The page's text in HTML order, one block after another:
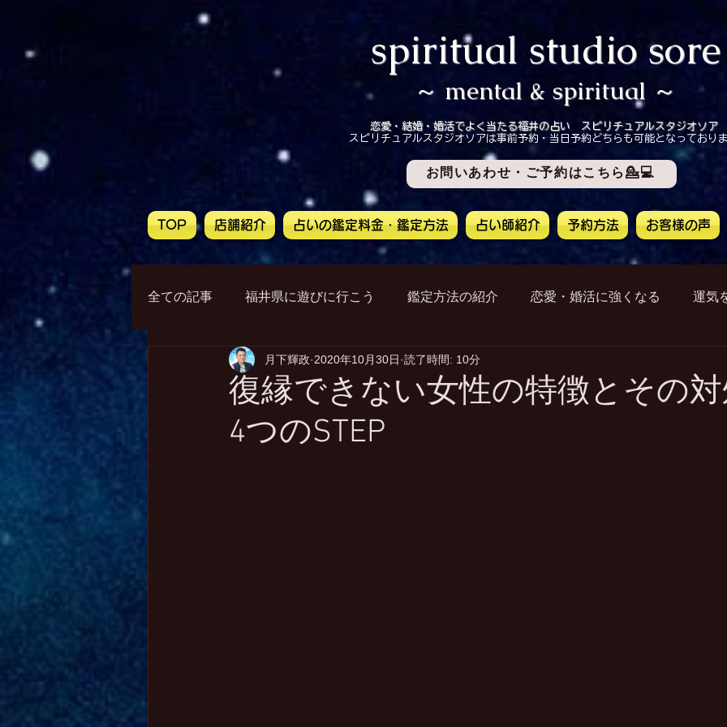
spiritual studio sore
～ mental & spiritual ～
恋愛・結婚・婚活でよく当たる福井の占い スピリチュアルスタジオソア
スピリチュアルスタジオソアは事前予約・当日予約どちらも可能となっており
お問いあわせ・ご予約はこちら💁💻
TOP 店舗紹介 占いの鑑定料金・鑑定方法 占い師紹介 予約方法 お客様の声
全ての記事 福井県に遊びに行こう 鑑定方法の紹介 恋愛・婚活に強くなる 運気
月下輝政からメッセージ
復縁できない女性の特徴とその
4つのSTEP
月下輝政 2020年10月30日 読了時間: 10分